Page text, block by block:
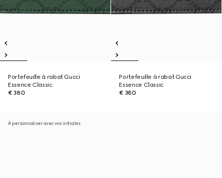
Portefeuille à rabat Gucci
Essence Classic
€ 380
Portefeuille à rabat Gucci
Essence Classic
€ 380
À personnaliser avec vos initiales